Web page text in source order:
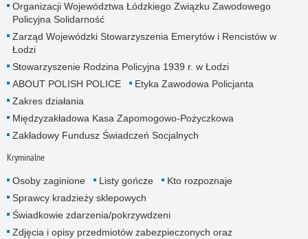
Organizacji Województwa Łódzkiego Związku Zawodowego
Policyjna Solidarność
Zarząd Wojewódzki Stowarzyszenia Emerytów i Rencistów w
Łodzi
Stowarzyszenie Rodzina Policyjna 1939 r. w Łodzi
ABOUT POLISH POLICE
Etyka Zawodowa Policjanta
Zakres działania
Międzyzakładowa Kasa Zapomogowo-Pożyczkowa
Zakładowy Fundusz Świadczeń Socjalnych
Kryminalne
Osoby zaginione Listy gończe
Kto rozpoznaje
Sprawcy kradzieży sklepowych
Świadkowie zdarzenia/pokrzywdzeni
Zdjęcia i opisy przedmiotów zabezpieczonych oraz